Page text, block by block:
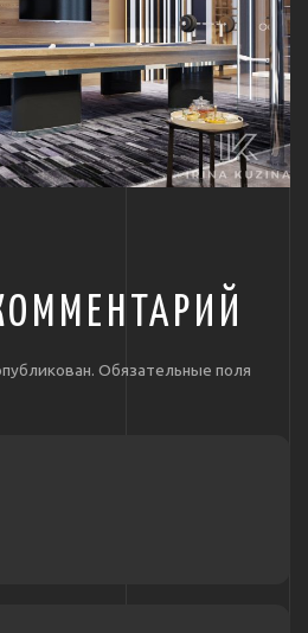
Обязательные поля